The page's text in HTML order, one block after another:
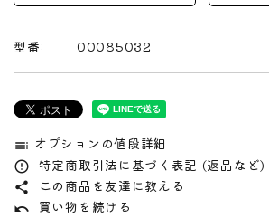
型番: 00085032
toc オプションの値段詳細
error_outline 特定商取引法に基づく表記 (返品など)
share この商品を友達に教える
undo 買い物を続ける